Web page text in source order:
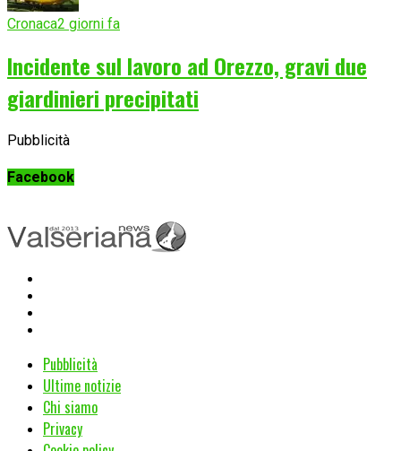
Cronaca2 giorni fa
Incidente sul lavoro ad Orezzo, gravi due
giardinieri precipitati
Pubblicità
Facebook
Pubblicità
Ultime notizie
Chi siamo
Privacy